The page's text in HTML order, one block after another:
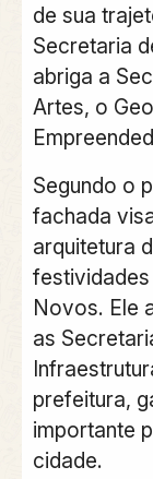
de sua
Secretaria
abriga a
Artes, o
Segundo o
fachada
arquitetura
Novos. Ele
as
prefeitura,
importante
cidade.